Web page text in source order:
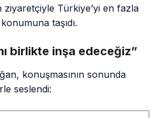
Türkiye’yi en fazla
taşıdı.
birlikte inşa edeceğiz”
konuşmasının sonunda
seslendi: